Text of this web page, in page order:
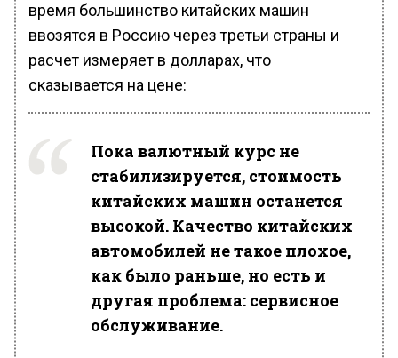
время большинство китайских машин
ввозятся в Россию через третьи страны и
расчет измеряет в долларах, что
сказывается на цене:
Пока валютный курс не
стабилизируется, стоимость
китайских машин останется
высокой. Качество китайских
автомобилей не такое плохое,
как было раньше, но есть и
другая проблема: сервисное
обслуживание.